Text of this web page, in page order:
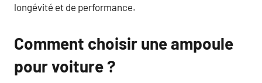
longévité et de performance.
Comment choisir une ampoule
pour voiture ?